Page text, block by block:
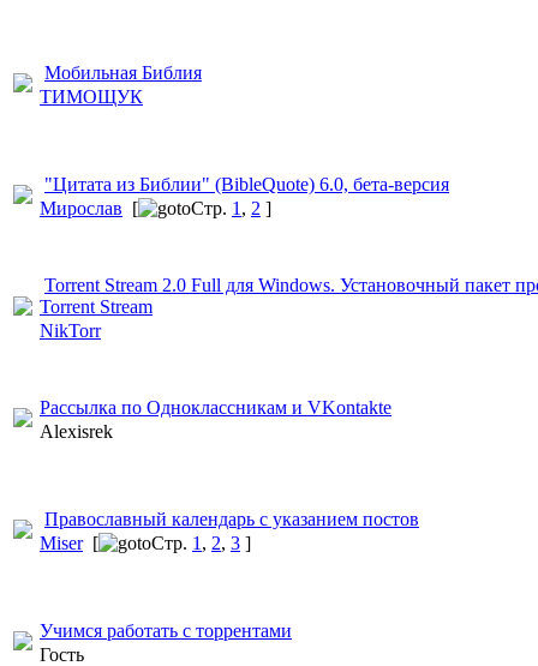
Мобильная Библия
ТИМОЩУК
"Цитата из Библии" (BibleQuote) 6.0, бета-версия
Мирослав [ Стр. 1 , 2 ]
Torrent Stream 2.0 Full для Windows. Установочный пакет
Torrent Stream
NikTorr
Рассылка по Одноклассник​ам и VKontakte
Alexisrek
Православный ​ календарь с указанием постов
Miser [ Стр. 1 , 2, 3 ]
Учимся работать с торрентами
Гость